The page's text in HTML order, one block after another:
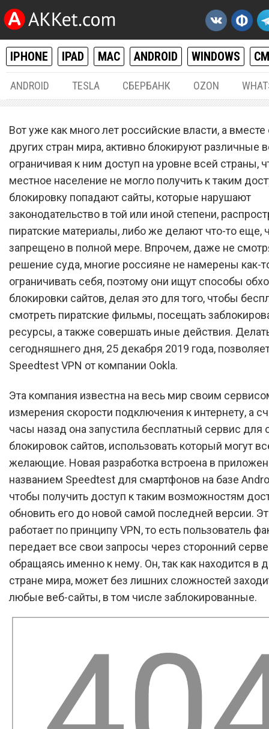
IPHONE IPAD MAC ANDROID WINDOWS
ANDROID TESLA СБЕРБАНК OZON
Speedtest запустил
сервис для обхода
сайтов
Вот уже как много лет российские власти, а вместе
других стран мира, активно блокируют различные
ограничивая к ним доступ на уровне всей страны,
местное население не могло получить к таким
блокировку попадают сайты, которые нарушают
законодательство в той или иной степени,
пиратские материалы, либо же делают что-то еще,
запрещено в полной мере. Впрочем, даже не
решение суда, многие россияне не намерены как-
ограничивать себя, поэтому они ищут способы
блокировки сайтов, делая это для того, чтобы
смотреть пиратские фильмы, посещать
ресурсы, а также совершать иные действия.
сегодняшнего дня, 25 декабря 2019 года,
Speedtest VPN от компании Ookla.
Эта компания известна на весь мир своим
измерения скорости подключения к интернету, а
часы назад она запустила бесплатный сервис для
блокировок сайтов, использовать который могут
желающие. Новая разработка встроена в
названием Speedtest для смартфонов на базе
чтобы получить доступ к таким возможностям
обновить его до новой самой последней версии.
работает по принципу VPN, то есть пользователь
передает все свои запросы через сторонний
обращаясь именно к нему. Он, так как находится в
стране мира, может без лишних сложностей
любые веб-сайты, в том числе заблокированные.